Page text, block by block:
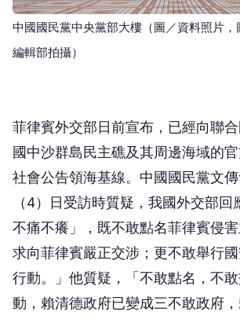
中國國民黨中央黨部大樓（圖／資料照片，
編輯部拍攝）
菲律賓外交部日前宣布，已經向聯
國中沙群島民主礁及其周邊海域的
社會公告領海基線。中國國民黨文
（4）日受訪時質疑，我國外交部回
不痛不癢」，既不敢點名菲律賓侵
求向菲律賓嚴正交涉；更不敢舉行
行動。」他質疑，「不敢點名，不
動，賴清德政府已變成三不敢政府